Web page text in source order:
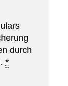
durch
*